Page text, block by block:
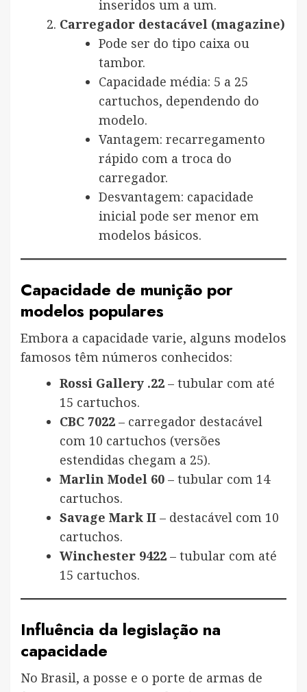
inseridos um a um.
Carregador destacável (magazine)
Pode ser do tipo caixa ou
tambor.
Capacidade média: 5 a 25
cartuchos, dependendo do
modelo.
Vantagem: recarregamento
rápido com a troca do
carregador.
Desvantagem: capacidade
inicial pode ser menor em
modelos básicos.
Capacidade de munição por
modelos populares
Embora a capacidade varie, alguns modelos
famosos têm números conhecidos:
Rossi Gallery .22 – tubular com até
15 cartuchos.
CBC 7022 – carregador destacável
com 10 cartuchos (versões
estendidas chegam a 25).
Marlin Model 60 – tubular com 14
cartuchos.
Savage Mark II – destacável com 10
cartuchos.
Winchester 9422 – tubular com até
15 cartuchos.
Influência da legislação na
capacidade
No Brasil, a posse e o porte de armas de